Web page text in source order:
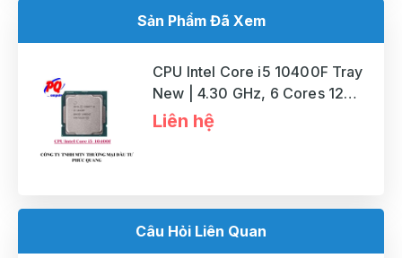
Sản Phẩm Đã Xem
CPU Intel Core i5 10400F Tray
New | 4.30 GHz, 6 Cores 12
Threads, LGA 1200
Liên hệ
Câu Hỏi Liên Quan